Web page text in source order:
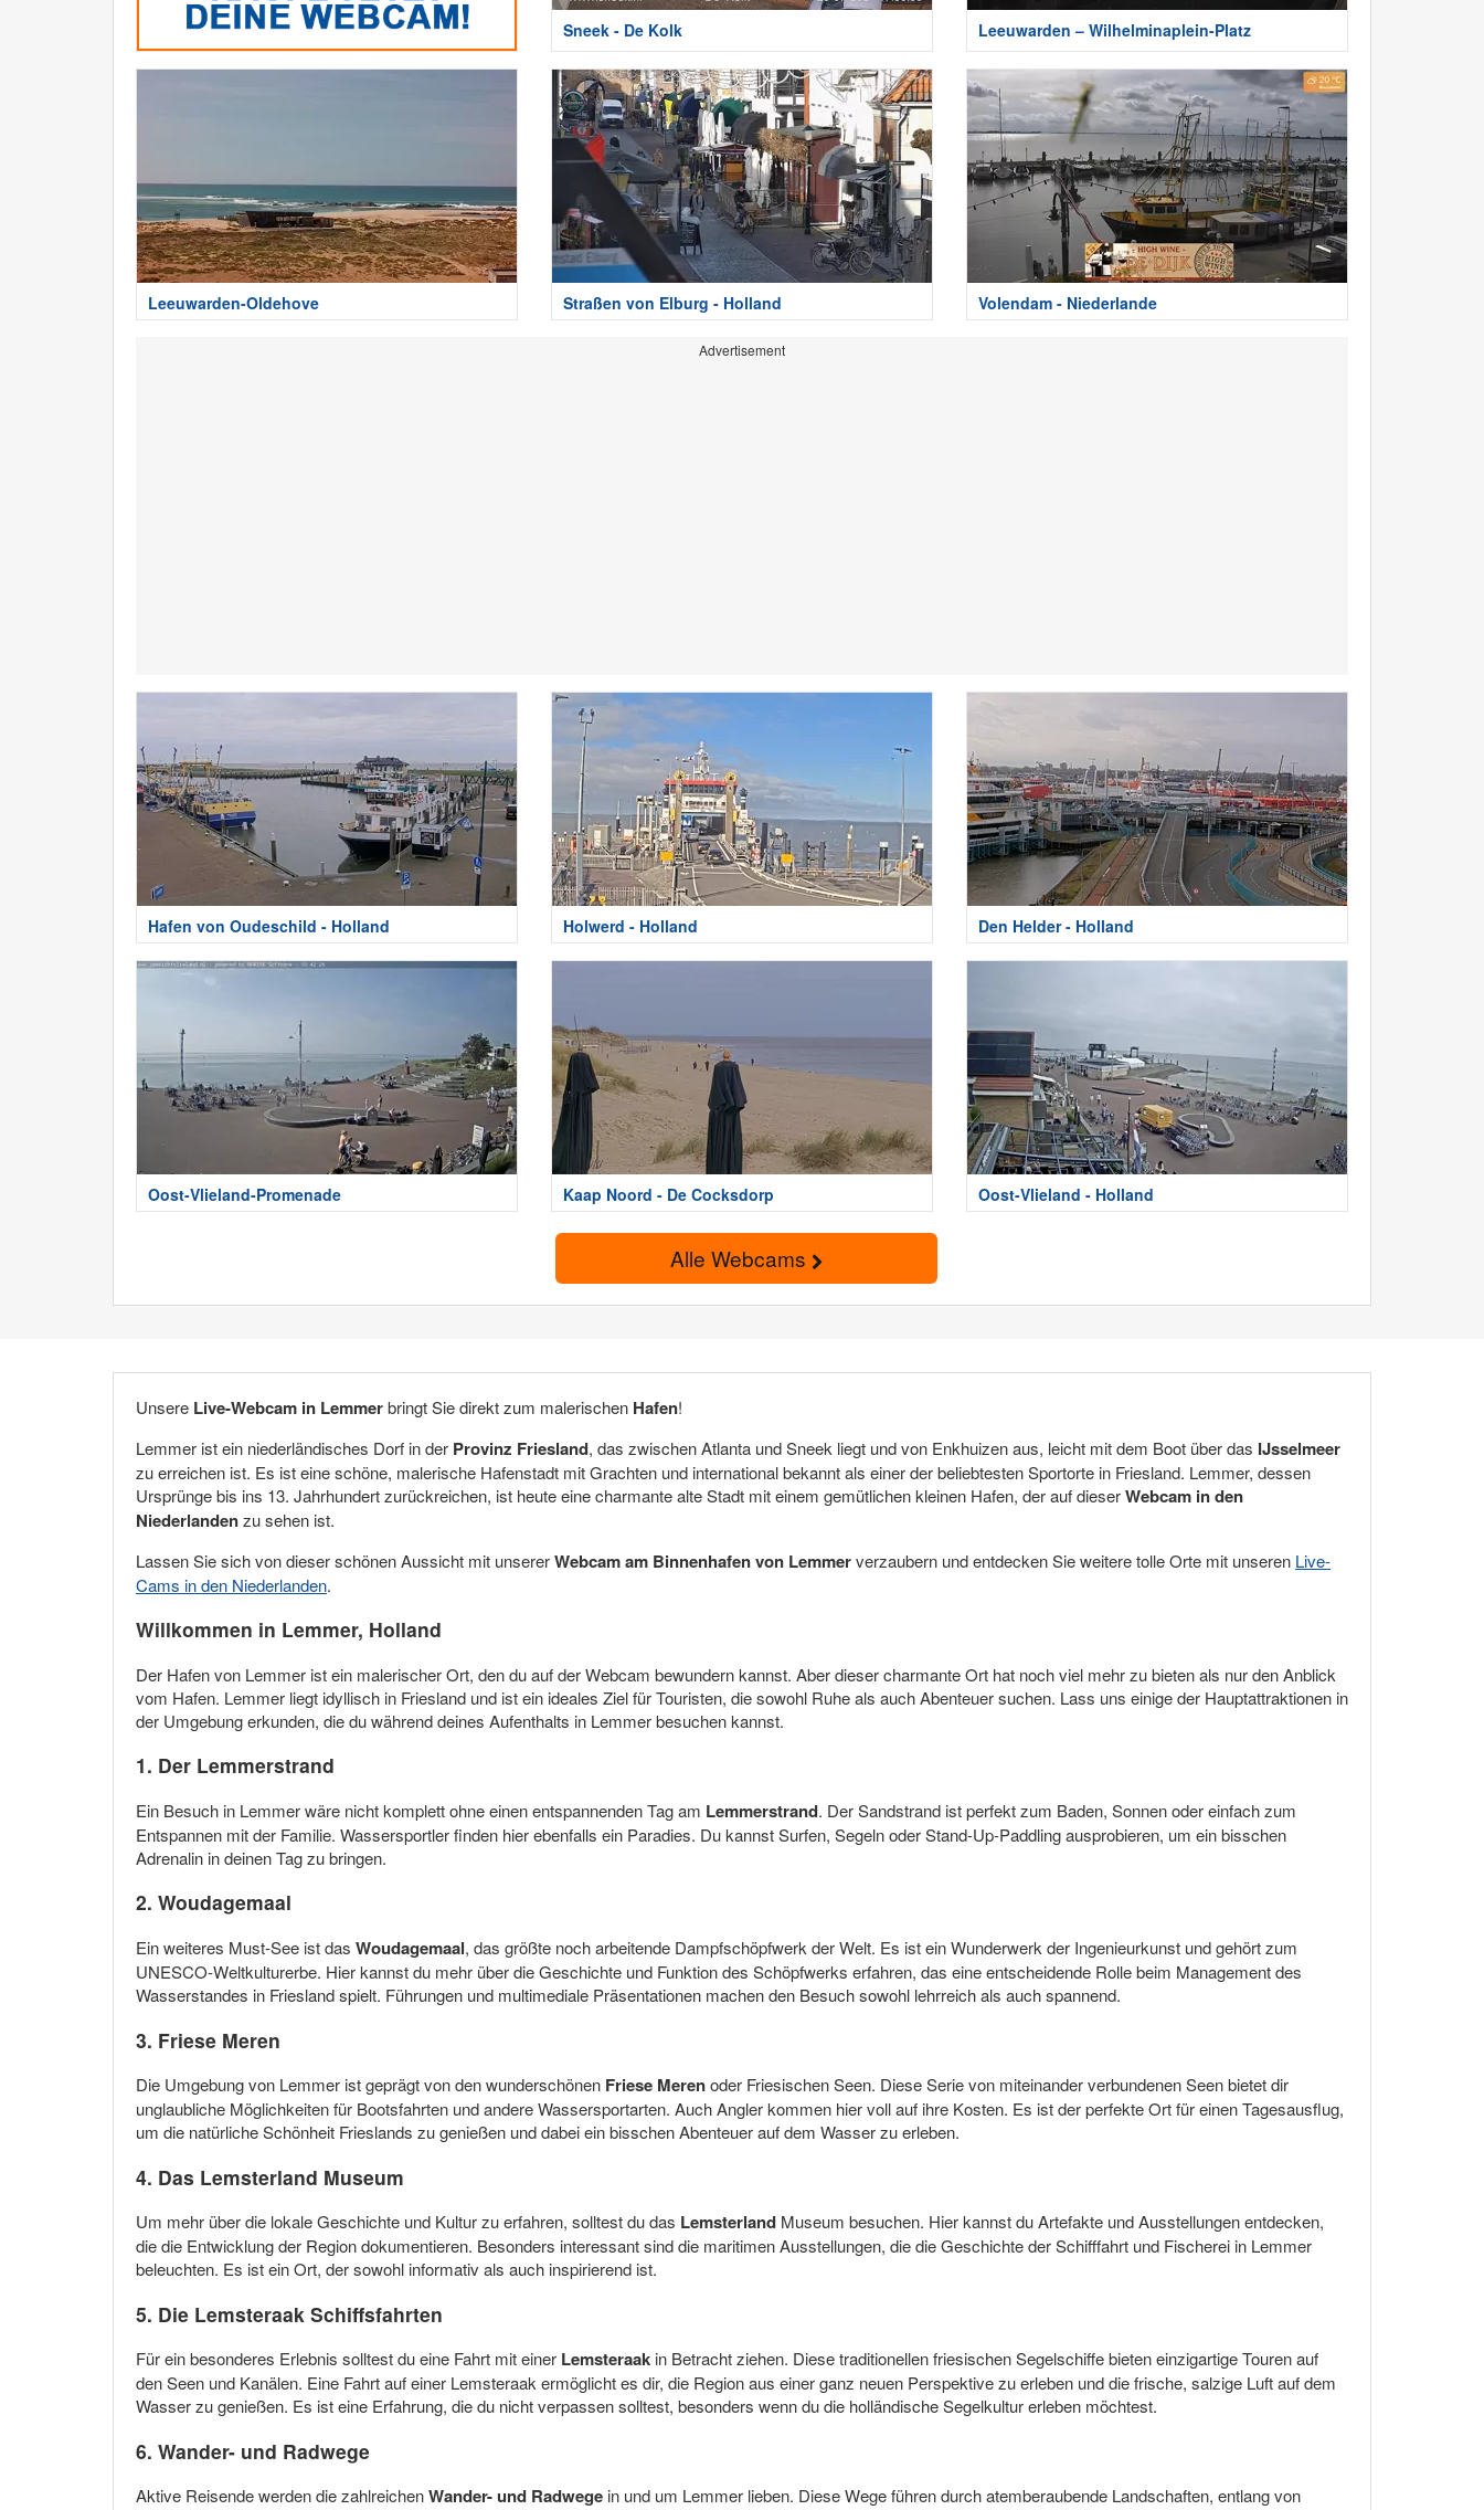
Sneek - De Kolk Leeuwarden – Wilhelminaplein-Platz
Leeuwarden-Oldehove Straßen von Elburg - Holland Volendam - Niederlande
Advertisement
Hafen von Oudeschild - Holland Holwerd - Holland Den Helder - Holland
Oost-Vlieland-Promenade Kaap Noord - De Cocksdorp Oost-Vlieland - Holland
Alle Webcams
Unsere Live-Webcam in Lemmerbringt Sie direkt zum malerischen Hafen!
Lemmer ist ein niederländisches Dorf in der Provinz Friesland, das zwischen Atlanta und Sneek liegt und von Enkhuizen aus, leicht mit dem Boot über das IJsselmeer
zu erreichen ist. Es ist eine schöne, malerische Hafenstadt mit Grachten und international bekannt als einer der beliebtesten Sportorte in Friesland. Lemmer, dessen
Ursprünge bis ins 13. Jahrhundert zurückreichen, ist heute eine charmante alte Stadt mit einem gemütlichen kleinen Hafen, der auf dieserWebcam in den
Niederlandenzu sehen ist.
Lassen Sie sich von dieser schönen Aussicht mit unsererWebcam am Binnenhafen von Lemmerverzaubern und entdecken Sie weitere tolle Orte mit unseren Live-
Cams in den Niederlanden.
Willkommen in Lemmer, Holland
Der Hafen von Lemmer ist ein malerischer Ort, den du auf der Webcam bewundern kannst. Aber dieser charmante Ort hat noch viel mehr zu bieten als nur den Anblick
vom Hafen. Lemmer liegt idyllisch in Friesland und ist ein ideales Ziel für Touristen, die sowohl Ruhe als auch Abenteuer suchen. Lass uns einige der Hauptattraktionen in
der Umgebung erkunden, die du während deines Aufenthalts in Lemmer besuchen kannst.
1. Der Lemmerstrand
Ein Besuch in Lemmer wäre nicht komplett ohne einen entspannenden Tag am Lemmerstrand. Der Sandstrand ist perfekt zum Baden, Sonnen oder einfach zum
Entspannen mit der Familie. Wassersportler finden hier ebenfalls ein Paradies. Du kannst Surfen, Segeln oder Stand-Up-Paddling ausprobieren, um ein bisschen
Adrenalin in deinen Tag zu bringen.
2. Woudagemaal
Ein weiteres Must-See ist das Woudagemaal, das größte noch arbeitende Dampfschöpfwerk der Welt. Es ist ein Wunderwerk der Ingenieurkunst und gehört zum
UNESCO-Weltkulturerbe. Hier kannst du mehr über die Geschichte und Funktion des Schöpfwerks erfahren, das eine entscheidende Rolle beim Management des
Wasserstandes in Friesland spielt. Führungen und multimediale Präsentationen machen den Besuch sowohl lehrreich als auch spannend.
3. Friese Meren
Die Umgebung von Lemmer ist geprägt von den wunderschönen Friese Merenoder Friesischen Seen. Diese Serie von miteinander verbundenen Seen bietet dir
unglaubliche Möglichkeiten für Bootsfahrten und andere Wassersportarten. Auch Angler kommen hier voll auf ihre Kosten. Es ist der perfekte Ort für einen Tagesausflug,
um die natürliche Schönheit Frieslands zu genießen und dabei ein bisschen Abenteuer auf dem Wasser zu erleben.
4. Das Lemsterland Museum
Um mehr über die lokale Geschichte und Kultur zu erfahren, solltest du das Lemsterland Museum besuchen. Hier kannst du Artefakte und Ausstellungen entdecken,
die die Entwicklung der Region dokumentieren. Besonders interessant sind die maritimen Ausstellungen, die die Geschichte der Schifffahrt und Fischerei in Lemmer
beleuchten. Es ist ein Ort, der sowohl informativ als auch inspirierend ist.
5. Die Lemsteraak Schiffsfahrten
Für ein besonderes Erlebnis solltest du eine Fahrt mit einer Lemsteraak in Betracht ziehen. Diese traditionellen friesischen Segelschiffe bieten einzigartige Touren auf
den Seen und Kanälen. Eine Fahrt auf einer Lemsteraak ermöglicht es dir, die Region aus einer ganz neuen Perspektive zu erleben und die frische, salzige Luft auf dem
Wasser zu genießen. Es ist eine Erfahrung, die du nicht verpassen solltest, besonders wenn du die holländische Segelkultur erleben möchtest.
6. Wander- und Radwege
Aktive Reisende werden die zahlreichenWander- und Radwege in und um Lemmer lieben. Diese Wege führen durch atemberaubende Landschaften, entlang von